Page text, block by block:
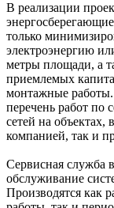
В реализации
только
электроэнергию
метры площади, а
приемлемых
монтажные
перечень работ
сетей на
компанией, так и
Сервисная служба
обслуживание
Производятся как